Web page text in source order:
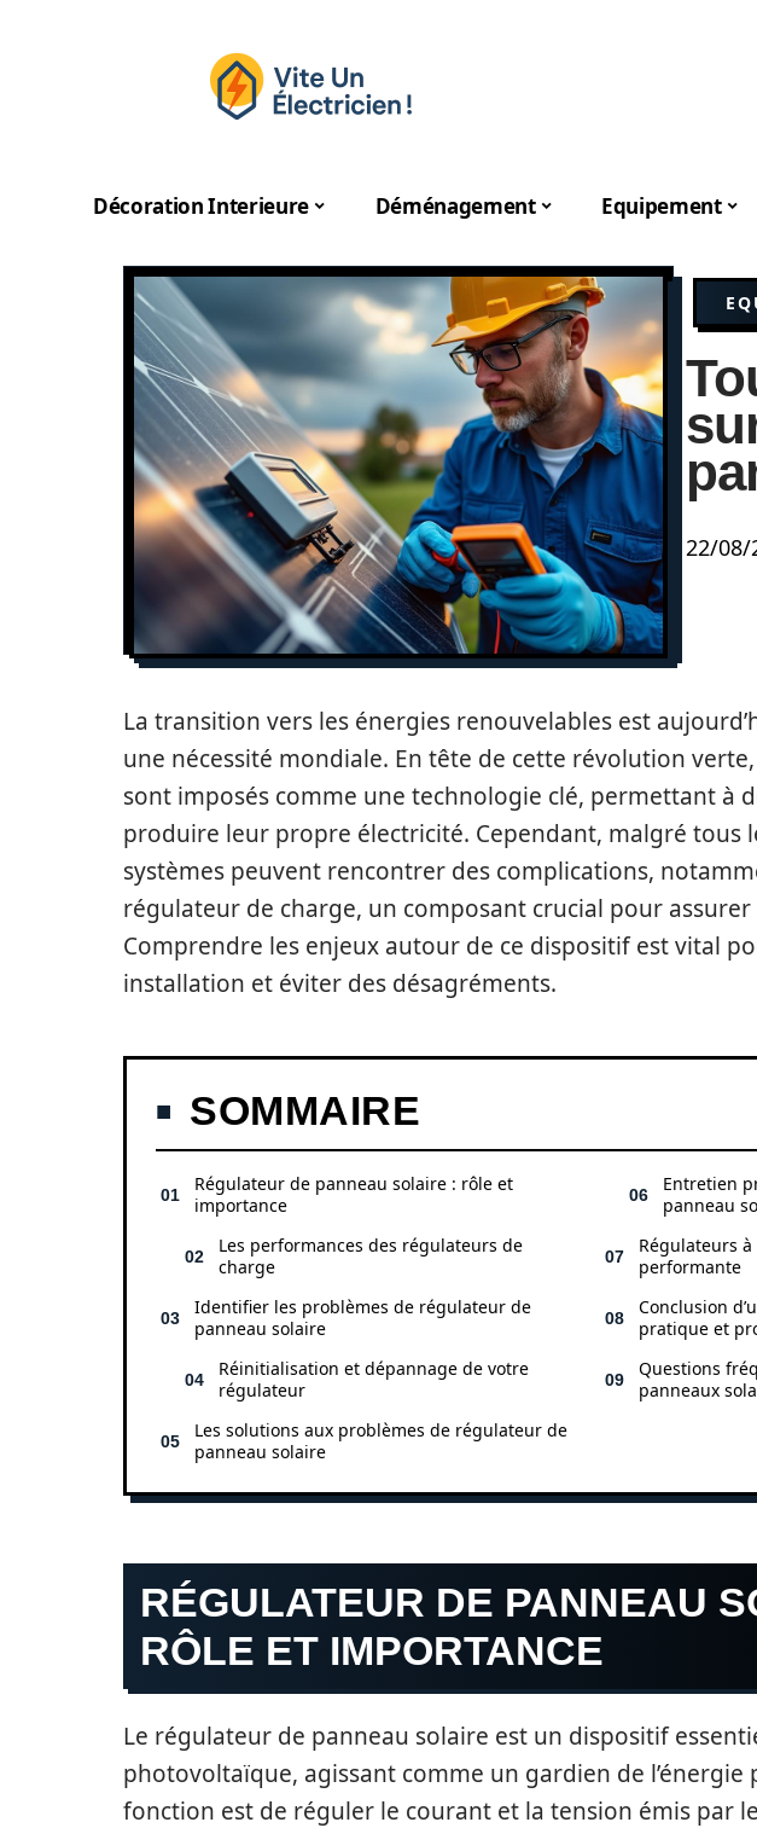
Décoration Interieure Déménagement Equipement
22/08/
La transition vers les énergies renouvelables est
une nécessité mondiale. En tête de cette révolution
sont imposés comme une technologie clé, permettant à
produire leur propre électricité. Cependant, malgré tous
systèmes peuvent rencontrer des complications,
régulateur de charge, un composant crucial pour
Comprendre les enjeux autour de ce dispositif est vital
installation et éviter des désagréments.
SOMMAIRE
Régulateur de panneau solaire : rôle et
importance
Les performances des régulateurs de
charge
Identifier les problèmes de régulateur de
panneau solaire
Réinitialisation et dépannage de votre
régulateur
Les solutions aux problèmes de régulateur de
panneau solaire
Entretien
panneau
Régulateurs
performante
Conclusion
pratique et
Questions
panneaux
RÉGULATEUR DE PANNEAU
RÔLE ET IMPORTANCE
Le régulateur de panneau solaire est un dispositif
photovoltaïque, agissant comme un gardien de l’énergie
fonction est de réguler le courant et la tension émis par